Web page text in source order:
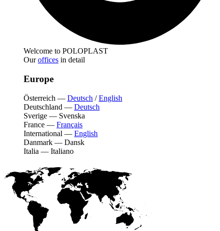
Welcome to POLOPLAST
Ouroffices in detail
Europe
Österreich — Deutsch /English
Deutschland — Deutsch
Sverige — Svenska
France — Français
International — English
Danmark — Dansk
Italia — Italiano